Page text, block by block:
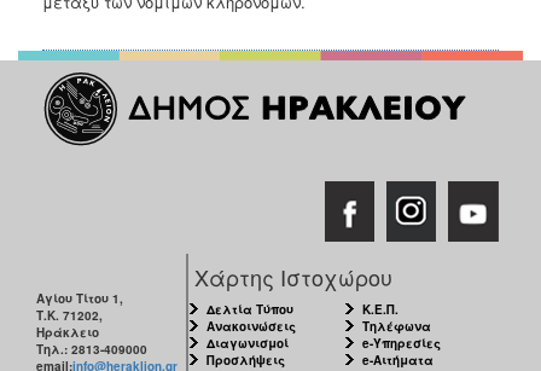
Αγίου Τίτου 1,
Τ.Κ. 71202,
Ηράκλειο
Τηλ.: 2813-409000
email:info@heraklion.gr
Χάρτης Ιστοχώρου
Δελτία Τύπου
Ανακοινώσεις
Διαγωνισμοί
Προσλήψεις
Κ.Ε.Π.
Τηλέφωνα
e-Υπηρεσίες
e-Αιτήματα